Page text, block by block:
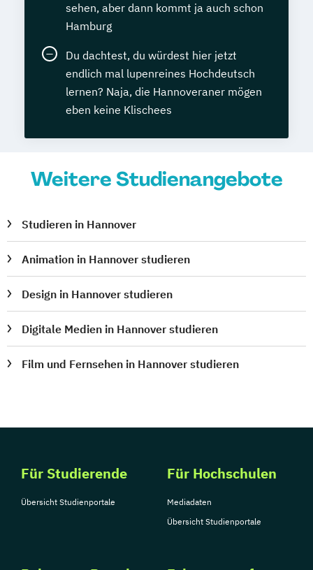
sehen, aber dann kommt ja auch schon
Hamburg
Du dachtest, du würdest hier jetzt
endlich mal lupenreines Hochdeutsch
lernen? Naja, die Hannoveraner mögen
eben keine Klischees
Weitere Studienangebote
Studieren in Hannover
Animation in Hannover studieren
Design in Hannover studieren
Digitale Medien in Hannover studieren
Film und Fernsehen in Hannover studieren
Für Studierende
Übersicht Studienportale
Für Hochschulen
Mediadaten
Übersicht Studienportale